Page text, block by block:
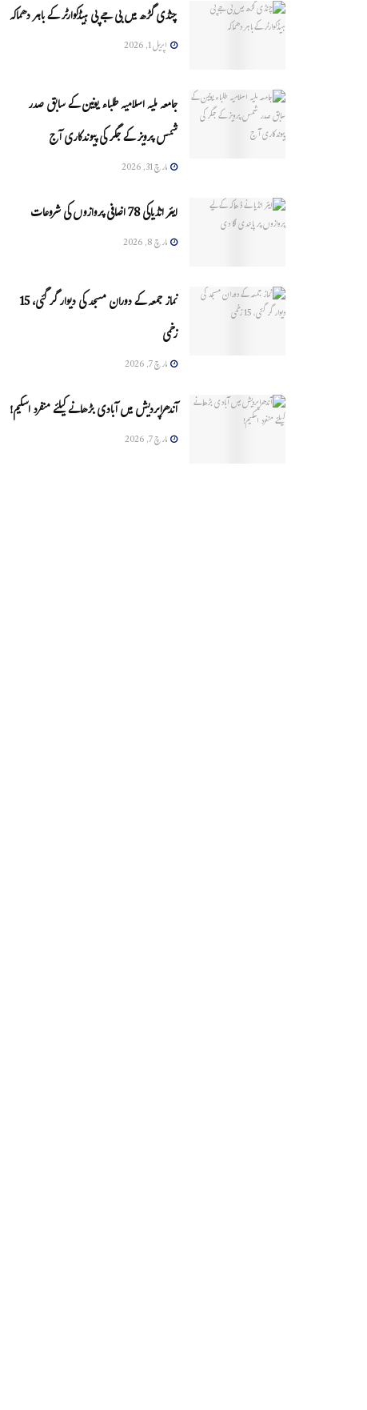
چنڈی گڑھ میں بی جے پی ہیڈکوارٹر کے باہر دھماکہ
اپریل 1, 2026
جامعہ ملیہ اسلامیہ طلباء یونین کے سابق صدر
شمس پرویز کے جگر کی پیوندکاری آج
مارچ 31, 2026
ایئر انڈیاکی 78 اضافی پروازوں کی شروعات
مارچ 8, 2026
نماز جمعہ کے دوران مسجد کی دیوار گر گئی، 15
زخمی
مارچ 7, 2026
آندھراپردیش میں آبادی بڑھانے کیلئے منفرد اسکیم!
مارچ 7, 2026